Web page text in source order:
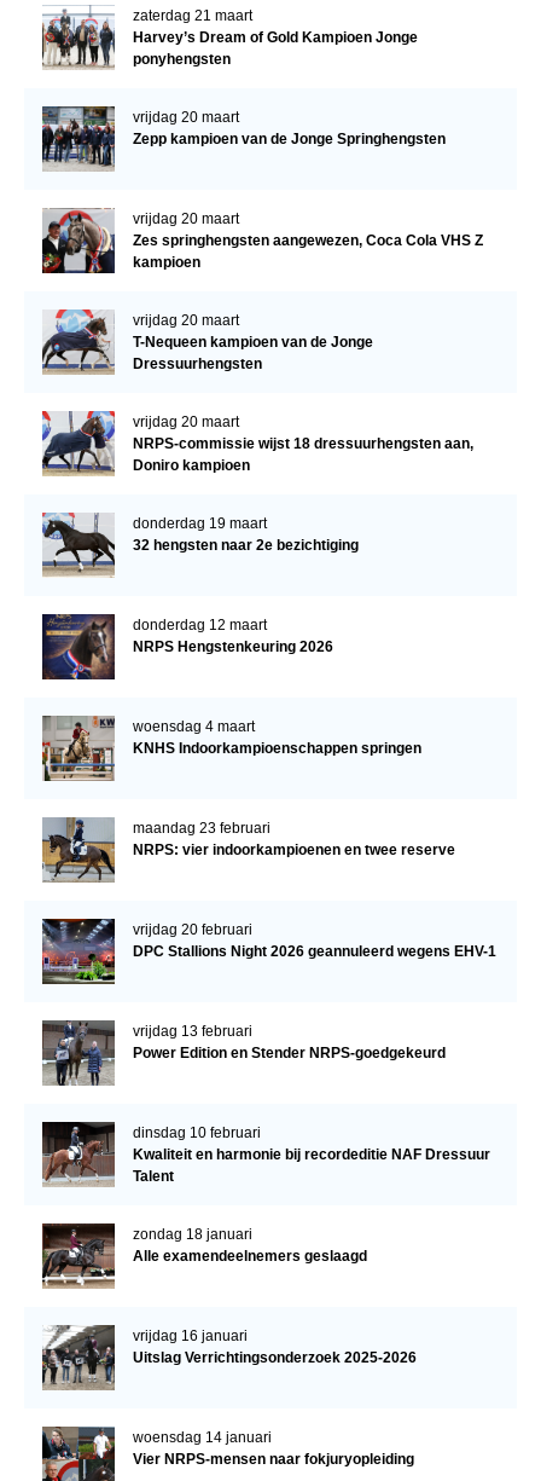
zaterdag 21 maart
Harvey’s Dream of Gold Kampioen Jonge
ponyhengsten
vrijdag 20 maart
Zepp kampioen van de Jonge Springhengsten
vrijdag 20 maart
Zes springhengsten aangewezen, Coca Cola VHS Z
kampioen
vrijdag 20 maart
T-Nequeen kampioen van de Jonge
Dressuurhengsten
vrijdag 20 maart
NRPS-commissie wijst 18 dressuurhengsten aan,
Doniro kampioen
donderdag 19 maart
32 hengsten naar 2e bezichtiging
donderdag 12 maart
NRPS Hengstenkeuring 2026
woensdag 4 maart
KNHS Indoorkampioenschappen springen
maandag 23 februari
NRPS: vier indoorkampioenen en twee reserve
vrijdag 20 februari
DPC Stallions Night 2026 geannuleerd wegens EHV-1
vrijdag 13 februari
Power Edition en Stender NRPS-goedgekeurd
dinsdag 10 februari
Kwaliteit en harmonie bij recordeditie NAF Dressuur
Talent
zondag 18 januari
Alle examendeelnemers geslaagd
vrijdag 16 januari
Uitslag Verrichtingsonderzoek 2025-2026
woensdag 14 januari
Vier NRPS-mensen naar fokjuryopleiding